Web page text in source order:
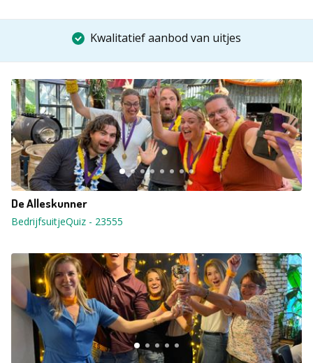
Kwalitatief aanbod van uitjes
De Alleskunner
BedrijfsuitjeQuiz - 23555